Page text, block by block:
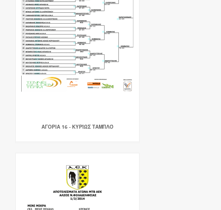
ΑΓΟΡΙΑ 16 - ΚΥΡΊΩΣ ΤΑΜΠΛΌ